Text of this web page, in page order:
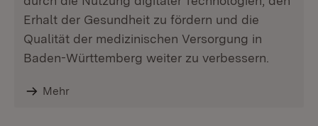
Erhalt der Gesundheit zu fördern und die
Qualität der medizinischen Versorgung in
Baden-Württemberg weiter zu verbessern.
Mehr